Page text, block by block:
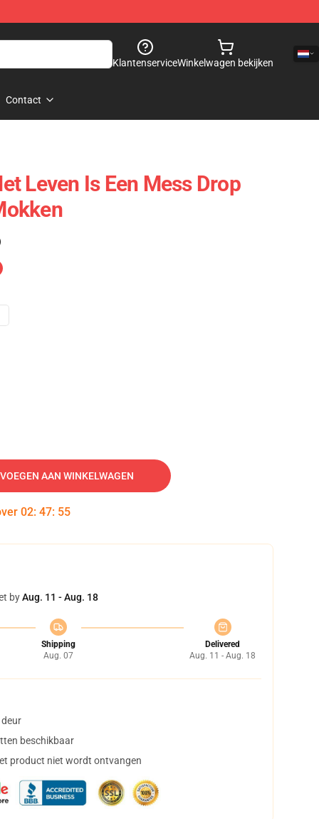
KlantenserviceWinkelwagen bekijken
Contact
Leven Is Een Mess Drop
AAN WINKELWAGEN
02: 47: 54
byAug. 11 - Aug. 18
Shipping
Aug. 07
Delivered
Aug. 11 - Aug. 18
beschikbaar
product niet wordt ontvangen